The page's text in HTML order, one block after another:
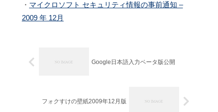
・ マイクロソフト セキュリティ情報の事前通知 –
2009 年 12月
Google日本語入力ベータ版公開
フォクすけの壁紙2009年12月版